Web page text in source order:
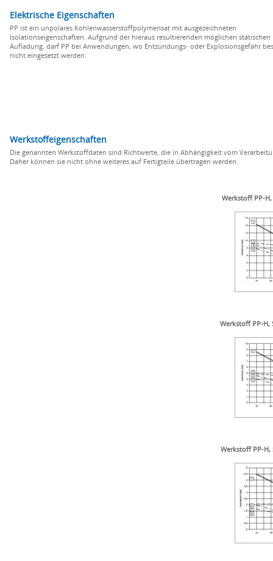
Elektrische Eigenschaften
PP ist ein unpolares Kohlenwasserstoffpolymerisat mit ausgezeichneten
Isolationseigenschaften. Aufgrund der hieraus resultierenden möglichen statischen
Aufladung, darf PP bei Anwendungen, wo Entzündungs- oder Explosionsgefahr
nicht eingesetzt werden.
Werkstoffeigenschaften
Die genannten Werkstoffdaten sind Richtwerte, die in Abhängigkeit vom
Daher können sie nicht ohne weiteres auf Fertigteile übertragen werden.
Werkstoff PP-H,
Werkstoff PP-H,
Werkstoff PP-H,